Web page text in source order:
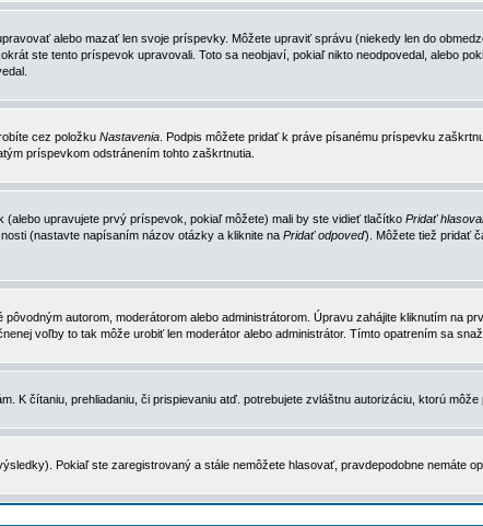
alebo mazať len svoje príspevky. Môžete upraviť správu (niekedy len do
ste tento príspevok upravovali. Toto sa neobjaví, pokiaľ nikto neodpovedal, alebo
cez položku Nastavenia . Podpis môžete pridať k práve písanému príspevku
príspevkom odstránením tohto zaškrtnutia.
upravujete prvý príspevok, pokiaľ môžete) mali by ste vidieť tlačítko Pridať
(nastavte napísaním názov otázky a kliknite na Pridať odpoveď). Môžete tiež pridať
autorom, moderátorom alebo administrátorom. Úpravu zahájite kliknutím na
voľby to tak môže urobiť len moderátor alebo administrátor. Tímto opatrením sa
K čítaniu, prehliadaniu, či prispievaniu atď. potrebujete zvláštnu autorizáciu, ktorú
Pokiaľ ste zaregistrovaný a stále nemôžete hlasovať, pravdepodobne nemáte